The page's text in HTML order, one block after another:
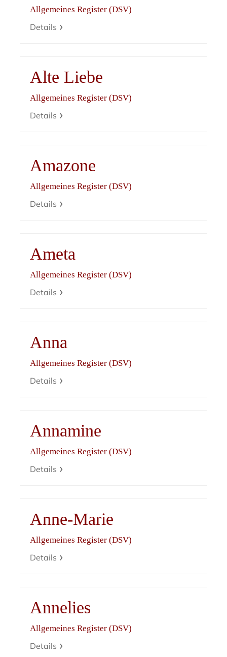
Allgemeines Register (DSV)
Details
Alte Liebe
Allgemeines Register (DSV)
Details
Amazone
Allgemeines Register (DSV)
Details
Ameta
Allgemeines Register (DSV)
Details
Anna
Allgemeines Register (DSV)
Details
Annamine
Allgemeines Register (DSV)
Details
Anne-Marie
Allgemeines Register (DSV)
Details
Annelies
Allgemeines Register (DSV)
Details